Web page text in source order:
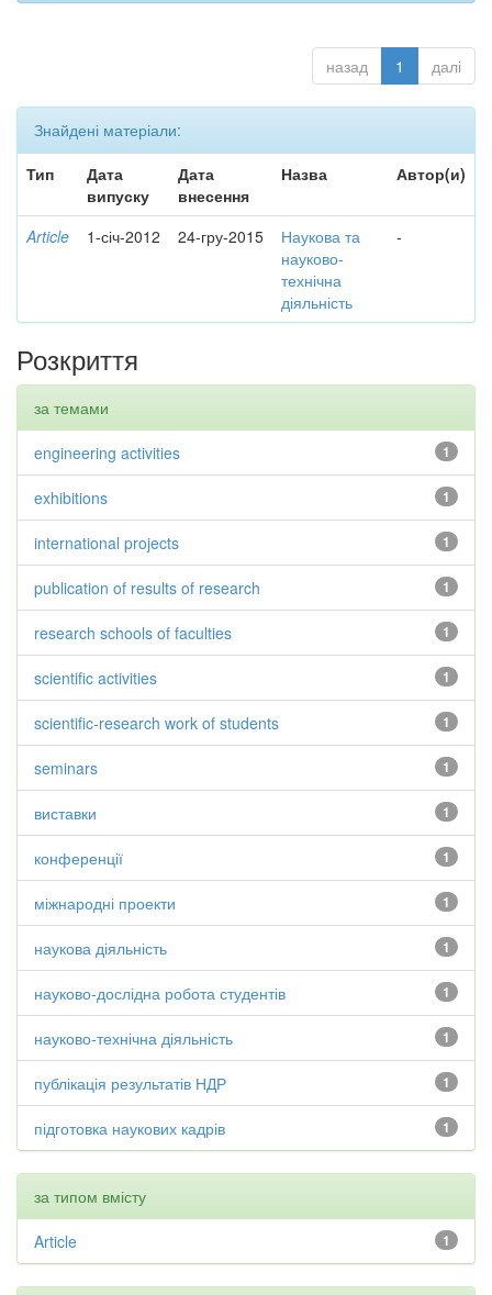
назад 1 далі
Знайдені матеріали:
Тип
Дата
випуску
Дата
внесення
Назва Автор(и)
Article 1-січ-2012 24-гру-2015
Наукова та
науково-
технічна
діяльність
-
Розкриття
за темами
1
engineering activities
1
exhibitions
1
international projects
1
publication of results of research
1
research schools of faculties
1
scientific activities
1
scientific-research work of students
1
seminars
1
виставки
1
конференції
1
міжнародні проекти
1
наукова діяльність
1
науково-дослідна робота студентів
1
науково-технічна діяльність
1
публікація результатів НДР
1
підготовка наукових кадрів
за типом вмісту
1
Article